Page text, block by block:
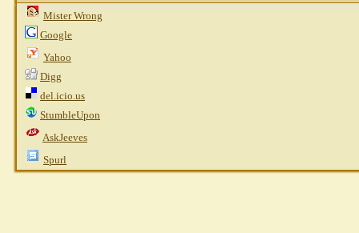
Mister Wrong
Google
Yahoo
Digg
del.icio.us
StumbleUpon
AskJeeves
Spurl